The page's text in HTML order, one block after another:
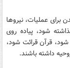
برای عملیات، نیروها
شود، پیاده روی
شود، قرآن قرائت شود،
داشته باشند.